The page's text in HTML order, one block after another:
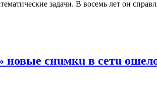
задачи. В восемь лет он
новые снuмкu в сетu